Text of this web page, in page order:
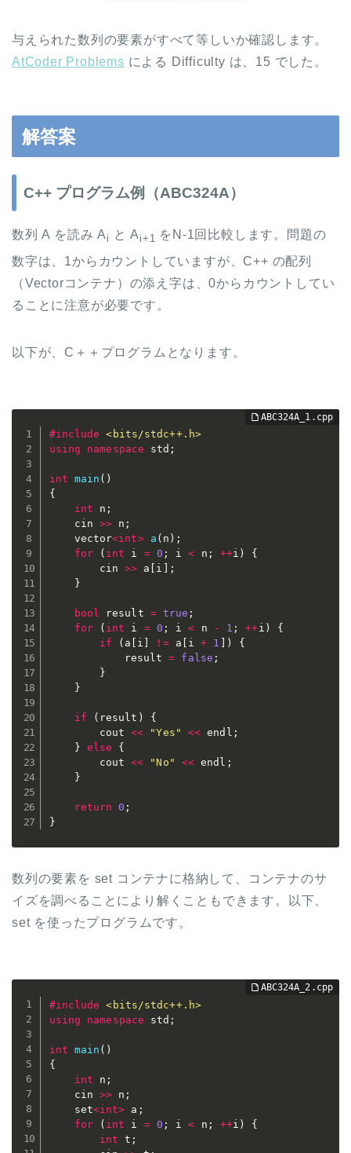
与えられた数列の要素がすべて等しいか確認します。
AtCoder Problems による Difficulty は、15 でした。
解答案
C++ プログラム例（ABC324A）
数列 A を読み A i と A i+1 をN-1回比較します。問題の
数字は、1からカウントしていますが、C++ の配列
（Vectorコンテナ）の添え字は、0からカウントしてい
ることに注意が必要です。
以下が、C＋＋プログラムとなります。
#include
<bits/stdc++.h>
using
namespace std ;
int main ( )
{
int n ;
	cin
>> n ;
	vector
<int> a ( n ) ;
for
( int i = 0 ; i < n ; ++i )
{
		cin
>> a i
;
}
bool result = true ;
for
( int i = 0 ; i < n - 1 ; ++i )
{
if
( a i != a i + 1 )
{
			result
= false ;
}
}
if ( result )
{
		cout
<< "Yes" << endl ;
} else
{
		cout
<< "No" << endl ;
}
return 0 ;
}
数列の要素を set コンテナに格納して、コンテナのサ
イズを調べることにより解くこともできます。以下、
set を使ったプログラムです。
#include
<bits/stdc++.h>
using
namespace std ;
int main ( )
{
int n ;
	cin
>> n ;
	set
<int> a ;
for
( int i = 0 ; i < n ; ++i )
{
int t ;